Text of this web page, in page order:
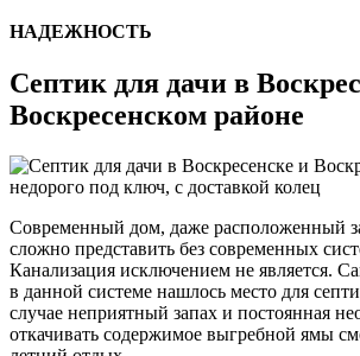
НАДЕЖНОСТЬ
Септик для дачи в
Воскресенском районе
Современный дом, даже расположенный
сложно представить без современных
Канализация исключением не является.
в данной системе нашлось место для
случае неприятный запах и постоянная
откачивать содержимое выгребной ямы